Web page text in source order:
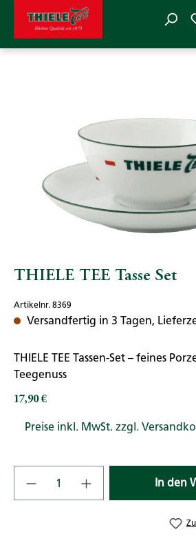
Zum Hauptinhalt springen
THIELE TEE>Zubehör Teegeschirr
THIELE TEE Tasse Set
Artikelnr. 8369
Versandfertig in 3 Tagen,
THIELE TEE Tassen-Set – feines
Teegenuss
Regulärer Preis:
17,90 €
Preise inkl. MwSt. zzgl.
Produkt Anzahl: GibIn den